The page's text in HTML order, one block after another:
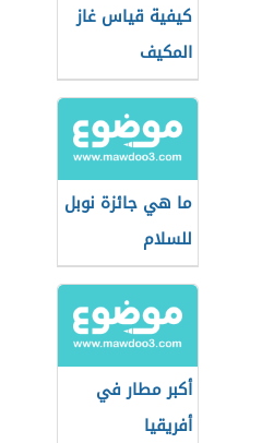
كيفية قياس غاز
المكيف
ما هي جائزة نوبل
للسلام
أكبر مطار في
أفريقيا